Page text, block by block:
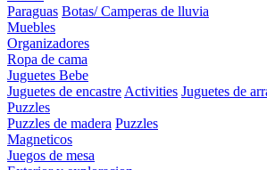
Paraguas Botas/ Camperas de lluvia
Muebles
Organizadores
Ropa de cama
Juguetes Bebe
Juguetes de encastre Activities Juguetes de
Puzzles
Puzzles de madera Puzzles
Magneticos
Juegos de mesa